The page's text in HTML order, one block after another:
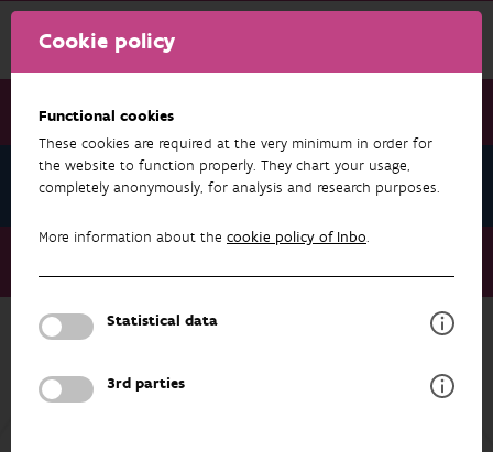
Cookie policy
Functional cookies
These cookies are required at the very minimum in order for
the website to function properly. They chart your usage,
completely anonymously, for analysis and research purposes.
More information about the cookie policy of Inbo.
Statistical data
3rd parties
Press
Press
Kijk mee uit naar nesten van de Aziatische hoornaar
Back to overview